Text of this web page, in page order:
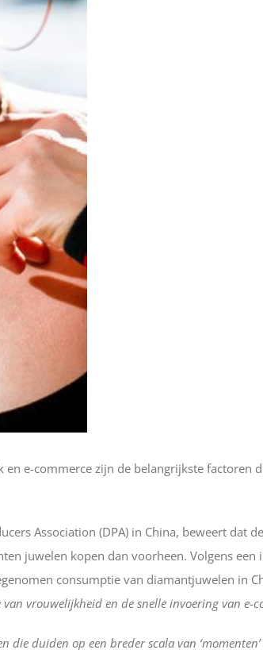
e-commerce zijn de belangrijkste factoren
Association (DPA) in China, beweert dat
juwelen kopen dan voorheen. Volgens
consumptie van diamantjuwelen in
vrouwelijkheid en de snelle invoering van e-
die duiden op een breder scala van